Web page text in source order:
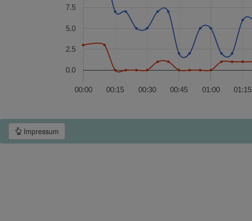
00:00 01:00
00:15 00:30 00:45 01:15
0.0
2.5
5.0
7.5
Impressum